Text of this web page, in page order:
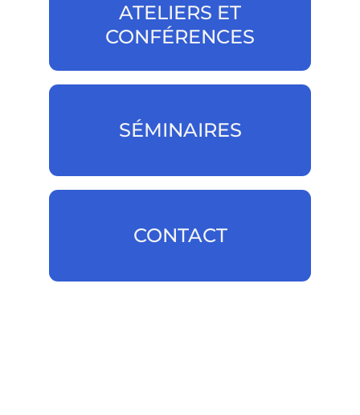
ATELIERS ET
CONFÉRENCES
ATELIERS ET CONFÉRENCES
SÉMINAIRES
SÉMINAIRES
CONTACT
CONTACT